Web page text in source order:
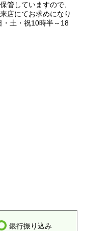
管していますので、
店にてお求めになり
・土・祝10時半～18
銀行振り込み